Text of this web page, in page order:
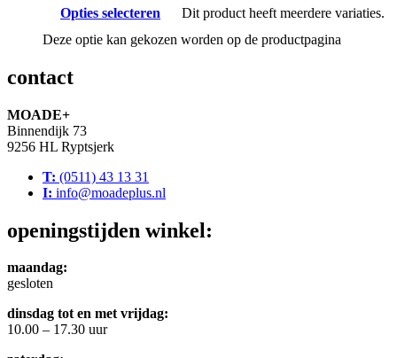
Opties selecteren
Dit product heeft meerdere variaties.
Deze optie kan gekozen worden op de productpagina
contact
MOADE+
Binnendijk 73
9256 HL Ryptsjerk
T: (0511) 43 13 31
I: info@moadeplus.nl
openingstijden winkel:
maandag:
gesloten
dinsdag tot en met vrijdag:
10.00 – 17.30 uur